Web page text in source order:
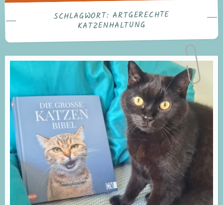
SCHLAGWORT:ARTGERECHTE
KATZENHALTUNG